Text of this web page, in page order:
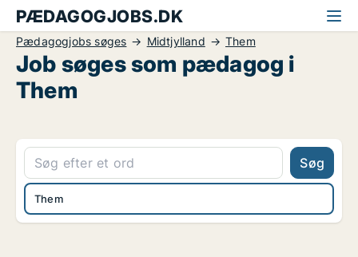
PÆDAGOGJOBS.DK
Pædagogjobs søges Midtjylland Them
Job søges som pædagog i
Them
Søg
Them